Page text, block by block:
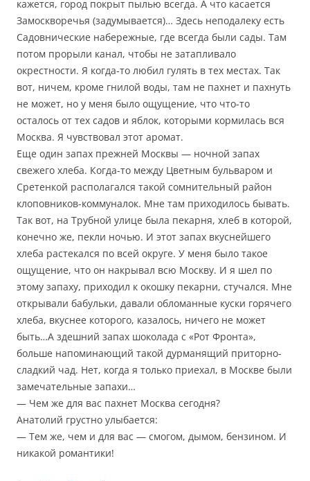
кажется, город покрыт пылью всегда. А что касается
Замоскворечья (задумывается)… Здесь неподалеку есть
Садовнические набережные, где всегда были сады. Там
потом прорыли канал, чтобы не затапливало
окрестности. Я когда-то любил гулять в тех местах. Так
вот, ничем, кроме гнилой воды, там не пахнет и пахнуть
не может, но у меня было ощущение, что что-то
осталось от тех садов и яблок, которыми кормилась вся
Москва. Я чувствовал этот аромат.
Еще один запах прежней Москвы — ночной запах
свежего хлеба. Когда-то между Цветным бульваром и
Сретенкой располагался такой сомнительный район
клоповников-коммуналок. Мне там приходилось бывать.
Так вот, на Трубной улице была пекарня, хлеб в которой,
конечно же, пекли ночью. И этот запах вкуснейшего
хлеба растекался по всей округе. У меня было такое
ощущение, что он накрывал всю Москву. И я шел по
этому запаху, приходил к окошку пекарни, стучался. Мне
открывали бабульки, давали обломанные куски горячего
хлеба, вкуснее которого, казалось, ничего не может
быть…А здешний запах шоколада с «Рот Фронта»,
больше напоминающий такой дурманящий приторно-
сладкий чад. Нет, когда я только приехал, в Москве были
замечательные запахи…
— Чем же для вас пахнет Москва сегодня?
Анатолий грустно улыбается:
— Тем же, чем и для вас — смогом, дымом, бензином. И
никакой романтики!